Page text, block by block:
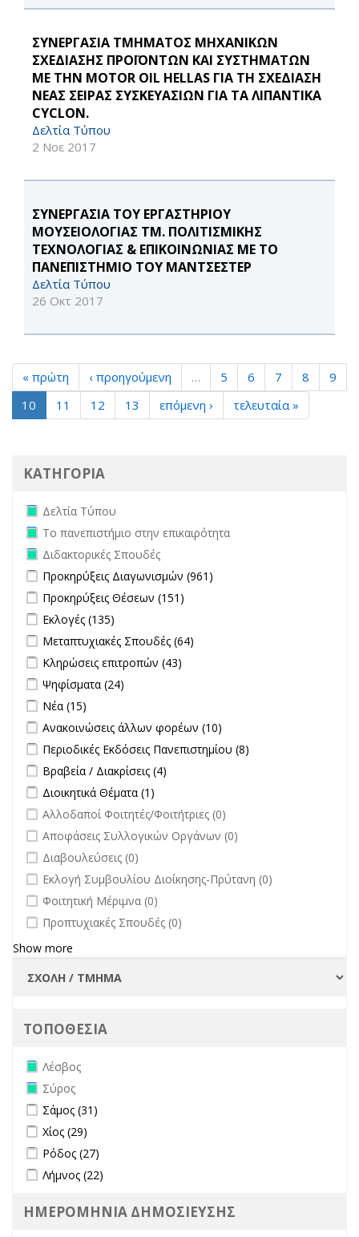
ΣΥΝΕΡΓΑΣΙΑ ΤΜΗΜΑΤΟΣ ΜΗΧΑΝΙΚΩΝ
ΣΧΕΔΙΑΣΗΣ ΠΡΟΪΟΝΤΩΝ ΚΑΙ ΣΥΣΤΗΜΑΤΩΝ
ΜΕ ΤΗΝ MOTOR OIL HELLAS ΓΙΑ ΤΗ ΣΧΕΔΙΑΣΗ
ΝΕΑΣ ΣΕΙΡΑΣ ΣΥΣΚΕΥΑΣΙΩΝ ΓΙΑ ΤΑ ΛΙΠΑΝΤΙΚΑ
CYCLON.
Δελτία Τύπου
2 Νοε 2017
ΣΥΝΕΡΓΑΣΙΑ ΤΟΥ ΕΡΓΑΣΤΗΡΙΟΥ
ΜΟΥΣΕΙΟΛΟΓΙΑΣ ΤΜ. ΠΟΛΙΤΙΣΜΙΚΗΣ
ΤΕΧΝΟΛΟΓΙΑΣ & ΕΠΙΚΟΙΝΩΝΙΑΣ ΜΕ ΤΟ
ΠΑΝΕΠΙΣΤΗΜΙΟ ΤΟΥ ΜΑΝΤΣΕΣΤΕΡ
Δελτία Τύπου
26 Οκτ 2017
« πρώτη ‹ προηγούμενη … 5 6 7 8
9
10
11 12 13 επόμενη › τελευταία »
ΚΑΤΗΓΟΡΙΑ
Remove Δελτία Τύπου filter
Δελτία Τύπου
Remove Το πανεπιστήμιο στην επικαιρότητα filter
Το πανεπιστήμιο στην επικαιρότητα
Remove Διδακτορικές Σπουδές filter
Διδακτορικές Σπουδές
Apply Προκηρύξεις Διαγωνισμών filter
Προκηρύξεις Διαγωνισμών (961)
Apply Προκηρύξεις Θέσεων filter
Προκηρύξεις Θέσεων (151)
Apply Εκλογές filter
Εκλογές (135)
Apply Μεταπτυχιακές Σπουδές filter
Μεταπτυχιακές Σπουδές (64)
Apply Κληρώσεις επιτροπών filter
Κληρώσεις επιτροπών (43)
Apply Ψηφίσματα filter
Ψηφίσματα (24)
Apply Νέα filter
Νέα (15)
Apply Ανακοινώσεις άλλων φορέων filter
Ανακοινώσεις άλλων φορέων (10)
Apply Περιοδικές Εκδόσεις Πανεπιστημίου filter
Περιοδικές Εκδόσεις Πανεπιστημίου (8)
Apply Βραβεία / Διακρίσεις filter
Βραβεία / Διακρίσεις (4)
Apply Διοικητικά Θέματα filter
Διοικητικά Θέματα (1)
undefined
Αλλοδαποί Φοιτητές/Φοιτήτριες (0)
undefined
Αποφάσεις Συλλογικών Οργάνων (0)
undefined
Διαβουλεύσεις (0)
undefined
Εκλογή Συμβουλίου Διοίκησης-Πρύτανη (0)
undefined
Φοιτητική Μέριμνα (0)
undefined
Προπτυχιακές Σπουδές (0)
Show more
ΤΟΠΟΘΕΣΙΑ
Remove Λέσβος filter
Λέσβος
Remove Σύρος filter
Σύρος
Apply Σάμος filter
Σάμος (31)
Apply Χίος filter
Χίος (29)
Apply Ρόδος filter
Ρόδος (27)
Apply Λήμνος filter
Λήμνος (22)
ΗΜΕΡΟΜΗΝΙΑ ΔΗΜΟΣΙΕΥΣΗΣ